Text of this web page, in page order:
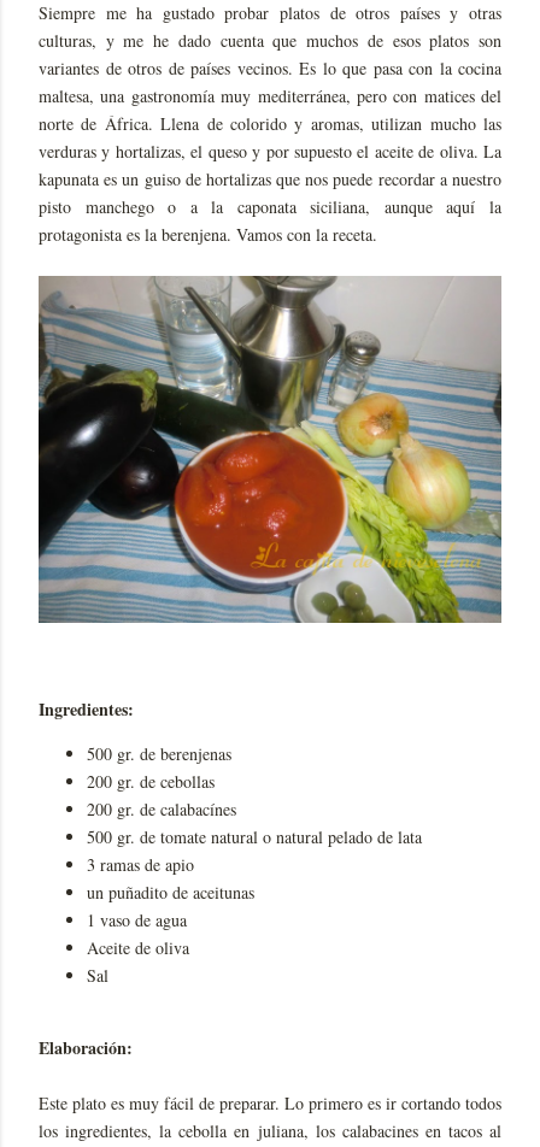
Siempre me ha gustado probar platos de otros países y otras
culturas, y me he dado cuenta que muchos de esos platos son
variantes de otros de países vecinos. Es lo que pasa con la cocina
maltesa, una gastronomía muy mediterránea, pero con matices del
norte de África. Llena de colorido y aromas, utilizan mucho las
verduras y hortalizas, el queso y por supuesto el aceite de oliva. La
kapunata es un guiso de hortalizas que nos puede recordar a nuestro
pisto manchego o a la caponata siciliana, aunque aquí la
protagonista es la berenjena. Vamos con la receta.
Ingredientes:
500 gr. de berenjenas
200 gr. de cebollas
200 gr. de calabacínes
500 gr. de tomate natural o natural pelado de lata
3 ramas de apio
un puñadito de aceitunas
1 vaso de agua
Aceite de oliva
Sal
Elaboración:
Este plato es muy fácil de preparar. Lo primero es ir cortando todos
los ingredientes, la cebolla en juliana, los calabacines en tacos al